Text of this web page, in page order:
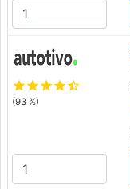
starstarstarstarstar_half
(93 %)